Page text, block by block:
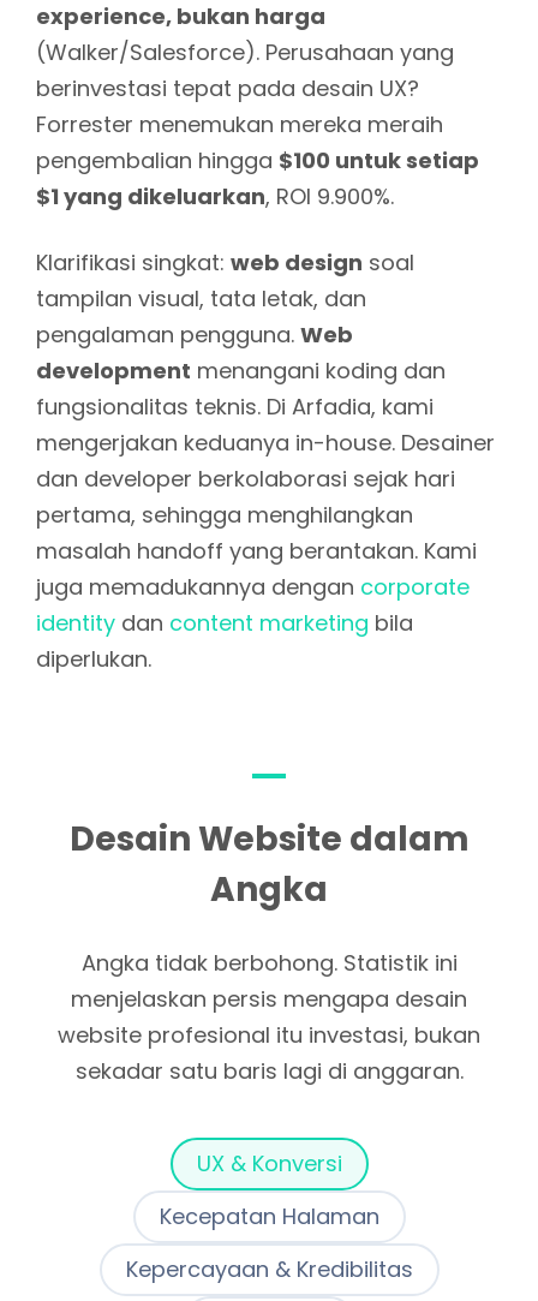
experience, bukan harga
(Walker/Salesforce). Perusahaan yang
berinvestasi tepat pada desain UX?
Forrester menemukan mereka meraih
pengembalian hingga $100 untuk setiap
$1 yang dikeluarkan, ROI 9.900%.
Klarifikasi singkat: web design soal
tampilan visual, tata letak, dan
pengalaman pengguna. Web
development menangani koding dan
fungsionalitas teknis. Di Arfadia, kami
mengerjakan keduanya in-house. Desainer
dan developer berkolaborasi sejak hari
pertama, sehingga menghilangkan
masalah handoff yang berantakan. Kami
juga memadukannya dengan corporate
identity dan content marketing bila
diperlukan.
Desain Website dalam
Angka
Angka tidak berbohong. Statistik ini
menjelaskan persis mengapa desain
website profesional itu investasi, bukan
sekadar satu baris lagi di anggaran.
UX & Konversi
Kecepatan Halaman
Kepercayaan & Kredibilitas